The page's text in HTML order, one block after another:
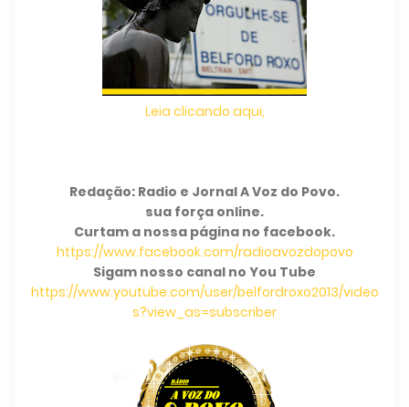
Leia clicando aqui,
Redação: Radio e Jornal A Voz do Povo.
sua força online.
Curtam a nossa página no facebook.
https://www.facebook.com/radioavozdopovo
Sigam nosso canal no You Tube
https://www.youtube.com/user/belfordroxo2013/video
s?view_as=subscriber